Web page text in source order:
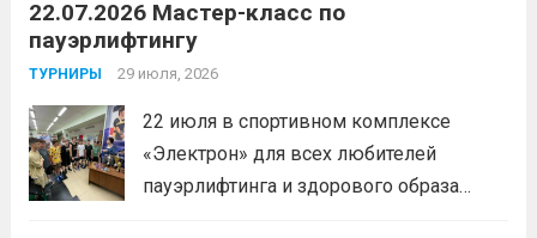
«хоккей».Читать дальше
22.07.2026 Мастер-класс по
пауэрлифтингу
ТУРНИРЫ 29 июля, 2026
22 июля в спортивном комплексе
«Электрон» для всех любителей
пауэрлифтинга и здорового образа